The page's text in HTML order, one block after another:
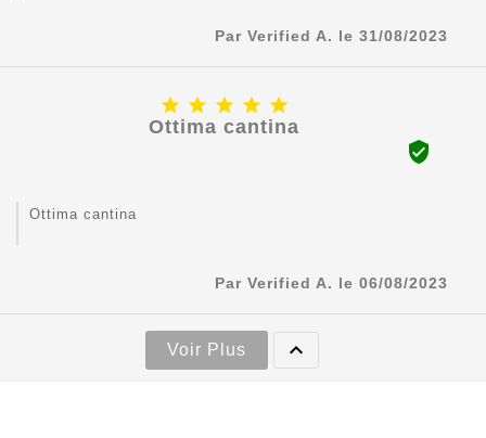
Par Verified A. le 31/08/2023
    
Ottima cantina

Ottima cantina
Par Verified A. le 06/08/2023
Voir Plus 